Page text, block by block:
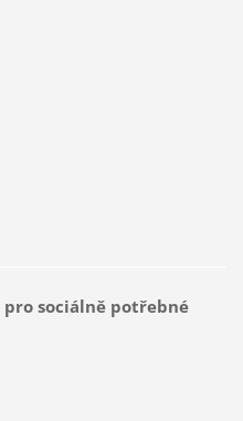
pro sociálně potřebné